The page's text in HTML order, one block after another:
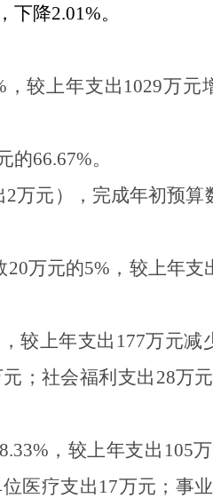
下降2.01%。
，较上年支出 1029万元
的66.67%。
2万元），完成年初预算
20万元的5%， 较上年支
，较上年支出 177万元减
；社会福利支出 28万
.33%，较上年支出 105
医疗支出 17万元；事